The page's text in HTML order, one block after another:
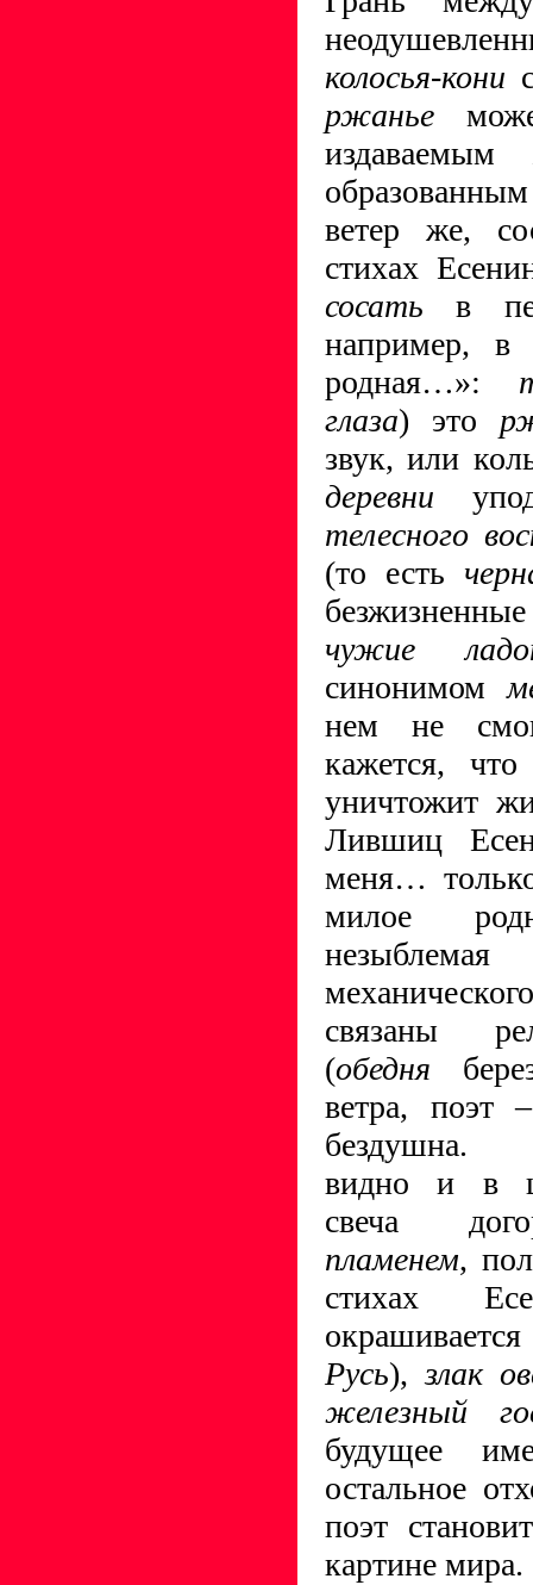
колосья-кони
ржанье
издаваемым
ветер же,
стихах
сосать в
например,
родная…»:
глаза) это
звук, или
деревни
телесного
(то есть
чужие
синонимом
нем не
кажется,
уничтожит
Лившиц
меня…
милое
связаны
(обедня
ветра, поэт
бездушна.
видно и в
свеча
пламенем,
стихах
Русь),злак
железный
будущее
остальное
поэт
картине мира.